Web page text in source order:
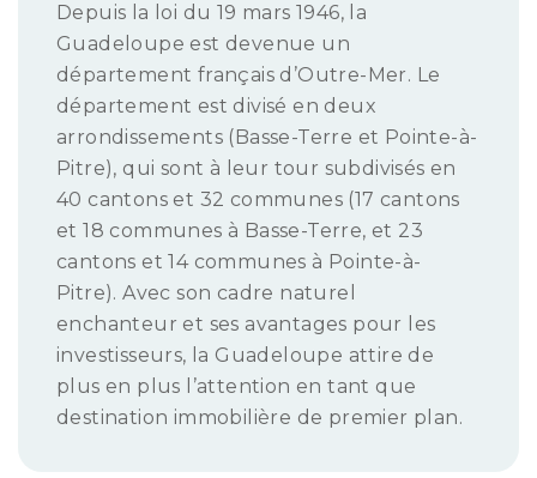
Depuis la loi du 19 mars 1946, la
Guadeloupe est devenue un
département français d’Outre-Mer. Le
département est divisé en deux
arrondissements (Basse-Terre et Pointe-à-
Pitre), qui sont à leur tour subdivisés en
40 cantons et 32 communes (17 cantons
et 18 communes à Basse-Terre, et 23
cantons et 14 communes à Pointe-à-
Pitre). Avec son cadre naturel
enchanteur et ses avantages pour les
investisseurs, la Guadeloupe attire de
plus en plus l’attention en tant que
destination immobilière de premier plan.